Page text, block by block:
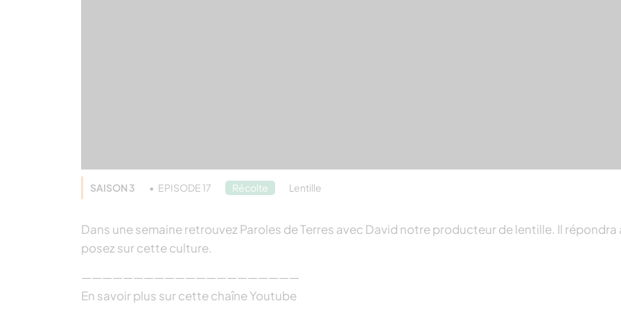
SAISON 3 EPISODE 17 Récolte Lentille
Dans une semaine retrouvez Paroles de Terres avec David notre producteur de lentille. Il
posez sur cette culture.
—————————————————————
En savoir plus sur cette chaîne Youtube